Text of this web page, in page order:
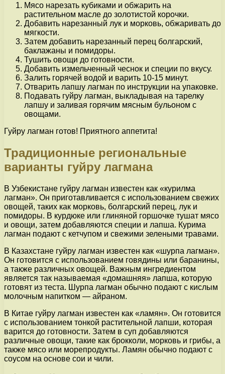
Мясо нарезать кубиками и обжарить на
растительном масле до золотистой корочки.
Добавить нарезанный лук и морковь, обжаривать до
мягкости.
Затем добавить нарезанный перец болгарский,
баклажаны и помидоры.
Тушить овощи до готовности.
Добавить измельченный чеснок и специи по вкусу.
Залить горячей водой и варить 10-15 минут.
Отварить лапшу лагман по инструкции на упаковке.
Подавать гуйру лагман, выкладывая на тарелку
лапшу и заливая горячим мясным бульоном с
овощами.
Гуйру лагман готов! Приятного аппетита!
Традиционные региональные
варианты гуйру лагмана
В Узбекистане гуйру лагман известен как «курилма
лагман». Он приготавливается с использованием свежих
овощей, таких как морковь, болгарский перец, лук и
помидоры. В курдюке или глиняной горшочке тушат мясо
и овощи, затем добавляются специи и лапша. Курима
лагман подают с кетчупом и свежими зелеными травами.
В Казахстане гуйру лагман известен как «шурпа лагман».
Он готовится с использованием говядины или баранины,
а также различных овощей. Важным ингредиентом
является так называемая «домашняя» лапша, которую
готовят из теста. Шурпа лагман обычно подают с кислым
молочным напитком — айраном.
В Китае гуйру лагман известен как «ламян». Он готовится
с использованием тонкой растительной лапши, которая
варится до готовности. Затем в суп добавляются
различные овощи, такие как брокколи, морковь и грибы, а
также мясо или морепродукты. Ламян обычно подают с
соусом на основе сои и чили.